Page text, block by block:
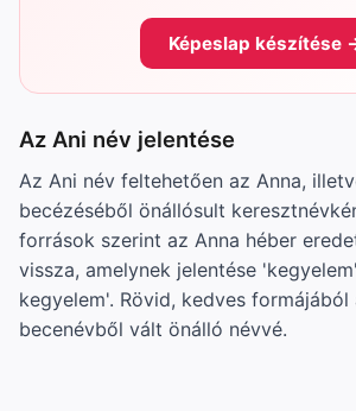
Képeslap készítése
Az Ani név jelentése
Az Ani név feltehetően az Anna,
becézéséből önállósult
források szerint az Anna héber
vissza, amelynek jelentése
kegyelem'. Rövid, kedves
becenévből vált önálló névvé.